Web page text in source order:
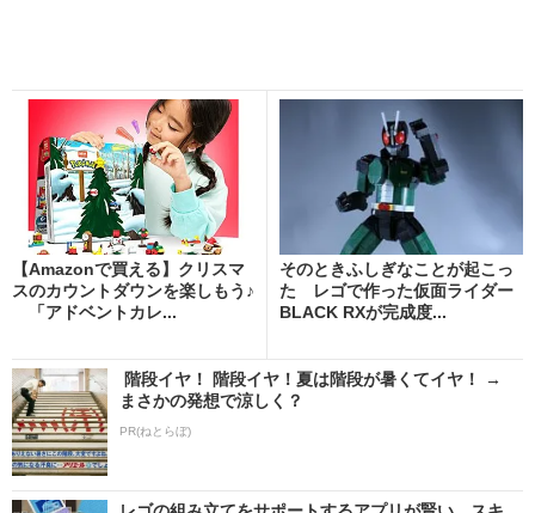
【Amazonで買える】クリスマ
スのカウントダウンを楽しもう♪
「アドベントカレ...
そのときふしぎなことが起こっ
た レゴで作った仮面ライダー
BLACK RXが完成度...
階段イヤ！ 階段イヤ！夏は階段が暑くてイヤ！ →
まさかの発想で涼しく？
PR(ねとらぼ)